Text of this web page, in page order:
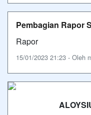
Pembagian Rapor
Rapor
15/01/2023 21:23 - Oleh